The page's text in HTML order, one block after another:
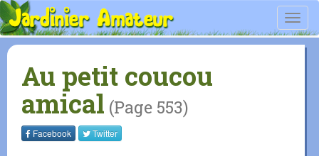
Au petit coucou
amical (Page 553)
Facebook Twitter